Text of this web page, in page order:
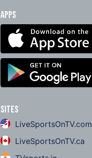
Apps
Sites
LiveSportsOnTV.com
LiveSportsOnTV.ca